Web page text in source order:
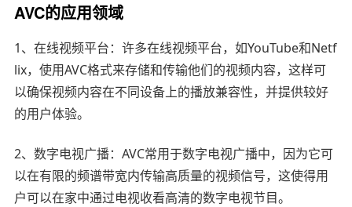
AVC的应用领域
1、在线视频平台：许多在线视频平台，如YouTube和Netf
lix，使用AVC格式来存储和传输他们的视频内容，这样可
以确保视频内容在不同设备上的播放兼容性，并提供较好
的用户体验。
2、数字电视广播：AVC常用于数字电视广播中，因为它可
以在有限的频谱带宽内传输高质量的视频信号，这使得用
户可以在家中通过电视收看高清的数字电视节目。